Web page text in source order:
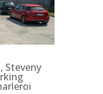
Steveny